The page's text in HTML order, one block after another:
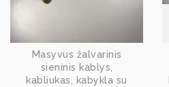
Masyvus žalvarinis
sieninis kablys,
kabliukas, kabykla su